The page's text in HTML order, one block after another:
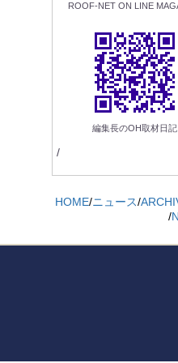
ROOF-NET ON LINE
編集長のOH取材日記
/
HOME/ニュース/
/